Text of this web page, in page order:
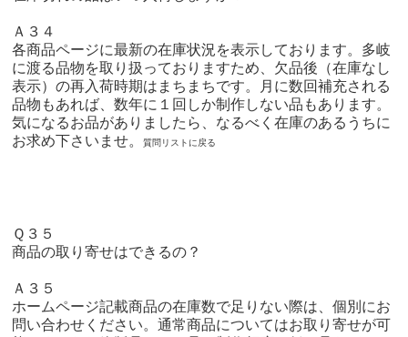
Ａ３４
各商品ページに最新の在庫状況を表示しております。多岐
に渡る品物を取り扱っておりますため、欠品後（在庫なし
表示）の再入荷時期はまちまちです。月に数回補充される
品物もあれば、数年に１回しか制作しない品もあります。
気になるお品がありましたら、なるべく在庫のあるうちに
お求め下さいませ。質問リストに戻る
Ｑ３５
商品の取り寄せはできるの？
Ａ３５
ホームページ記載商品の在庫数で足りない際は、個別にお
問い合わせください。通常商品についてはお取り寄せが可